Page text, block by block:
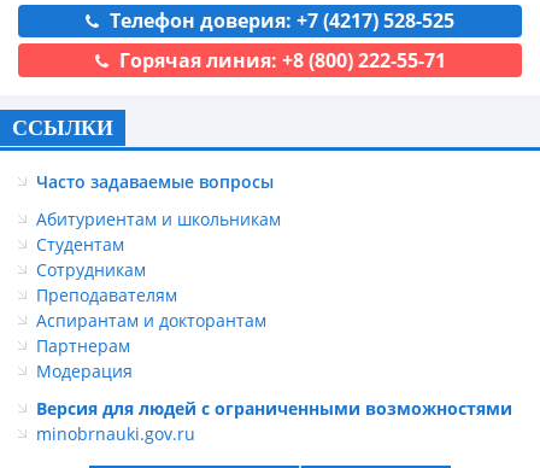
Телефон доверия: +7 (4217) 528-525
Горячая линия: +8 (800) 222-55-71
ССЫЛКИ
Часто задаваемые вопросы
Абитуриентам и школьникам
Студентам
Сотрудникам
Преподавателям
Аспирантам и докторантам
Партнерам
Модерация
Версия для людей с ограниченными возможностями
minobrnauki.gov.ru